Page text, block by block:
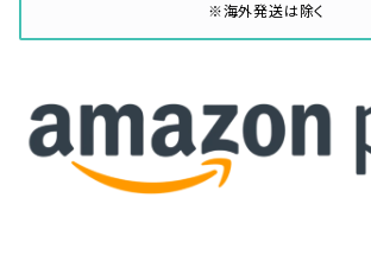
※海外発送は除く